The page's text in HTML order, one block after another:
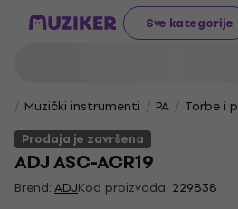
Sve kategorije
Muzički instrumenti PA
Torbe i
Prodaja je završena
ADJ ASC-ACR19
Brend:ADJKod proizvoda: 229838